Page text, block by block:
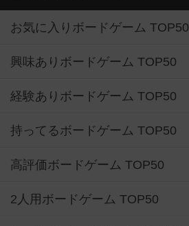
お気に入りボードゲーム TOP50
興味ありボードゲーム TOP50
経験ありボードゲーム TOP50
持ってるボードゲーム TOP50
高評価ボードゲーム TOP50
2人用ボードゲーム TOP50